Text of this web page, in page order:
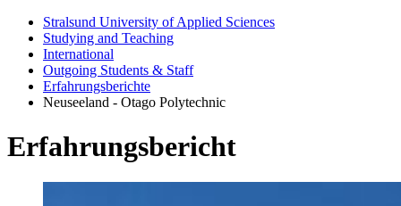
Stralsund University of Applied Sciences
Studying and Teaching
International
Outgoing Students & Staff
Erfahrungsberichte
Neuseeland - Otago Polytechnic
Er­fahrungs­bericht